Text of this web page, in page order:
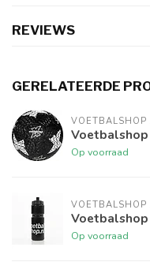
REVIEWS
GERELATEERDE
VOETBALSHOP
Op voorraad
VOETBALSHOP
Op voorraad